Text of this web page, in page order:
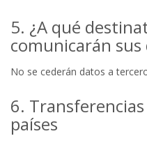
5. ¿A qué
comunicarán sus
No se cederán datos a
6.
países